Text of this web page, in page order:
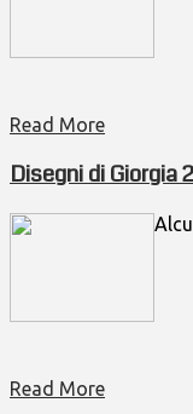
Read More
Disegni di Giorgia
Read More